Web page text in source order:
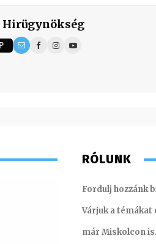
Hirügynökség
RÓLUNK
Fordulj hozzánk
Várjuk a
már Miskolcon is.